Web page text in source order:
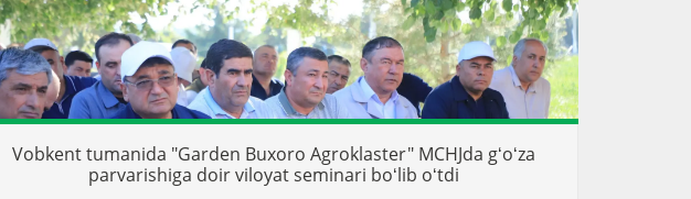
Vobkent tumanida "Garden Buxoro Agroklaster" MCHJda gʻoʻza
parvarishiga doir viloyat seminari boʻlib oʻtdi